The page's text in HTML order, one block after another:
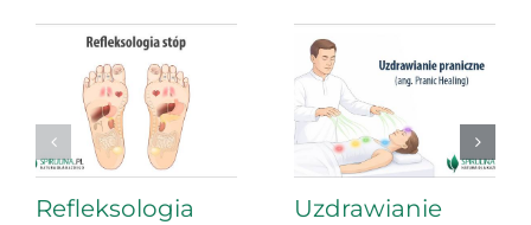
Refleksologia
Uzdrawianie